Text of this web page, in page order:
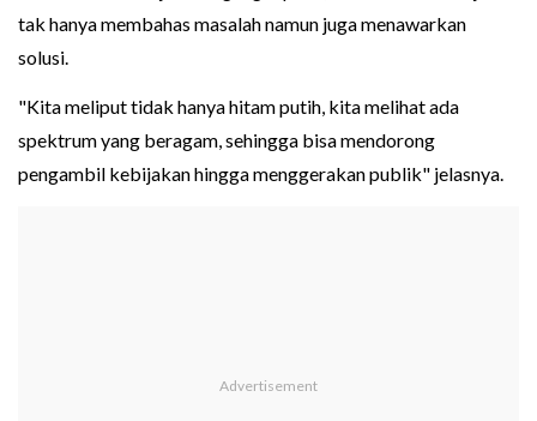
tak hanya membahas masalah namun juga menawarkan
solusi.
"Kita meliput tidak hanya hitam putih, kita melihat ada
spektrum yang beragam, sehingga bisa mendorong
pengambil kebijakan hingga menggerakan publik" jelasnya.